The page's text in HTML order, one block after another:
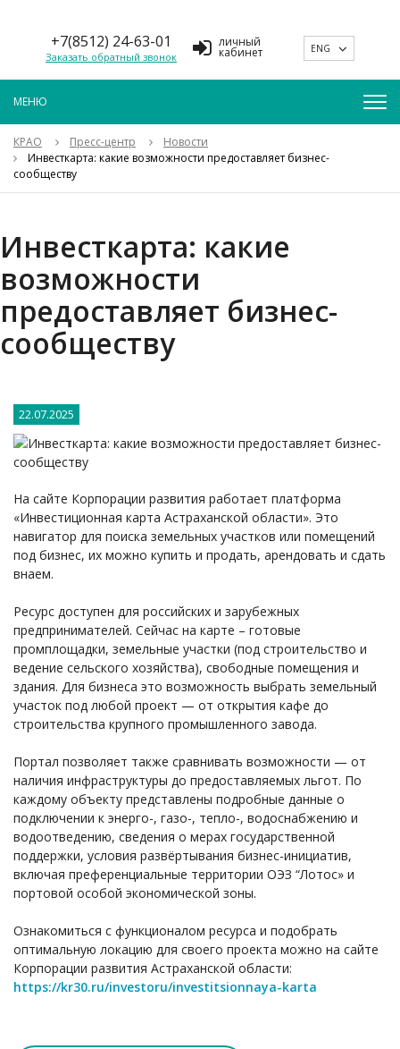
+7(8512) 24-63-01
Заказать обратный звонок
личный
кабинет ENG
КРАО Пресс-центр
Новости
Инвесткарта: какие возможности предоставляет бизнес-
сообществу
Инвесткарта: какие
возможности
предоставляет бизнес-
сообществу
22.07.2025
На сайте Корпорации развития работает платформа
«Инвестиционная карта Астраханской области». Это
навигатор для поиска земельных участков или помещений
под бизнес, их можно купить и продать, арендовать и сдать
внаем.
Ресурс доступен для российских и зарубежных
предпринимателей. Сейчас на карте – готовые
промплощадки, земельные участки (под строительство и
ведение сельского хозяйства), свободные помещения и
здания. Для бизнеса это возможность выбрать земельный
участок под любой проект — от открытия кафе до
строительства крупного промышленного завода.
Портал позволяет также сравнивать возможности — от
наличия инфраструктуры до предоставляемых льгот. По
каждому объекту представлены подробные данные о
подключении к энерго-, газо-, тепло-, водоснабжению и
водоотведению, сведения о мерах государственной
поддержки, условия развёртывания бизнес-инициатив,
включая преференциальные территории ОЭЗ “Лотос» и
портовой особой экономической зоны.
Ознакомиться с функционалом ресурса и подобрать
оптимальную локацию для своего проекта можно на сайте
Корпорации развития Астраханской области:
https://kr30.ru/investoru/investitsionnaya-karta